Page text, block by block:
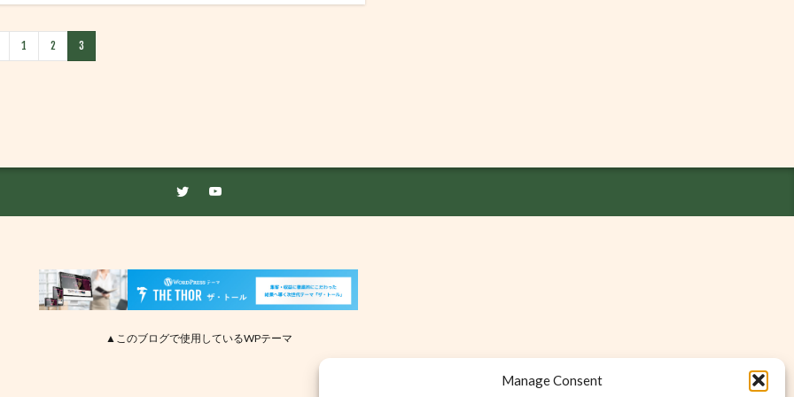
Manage Consent
1 2 3
▲このブログで使用しているWPテーマ